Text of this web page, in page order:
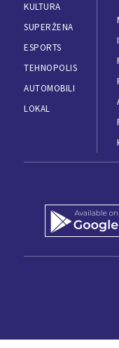
KULTURA
SUPERŽENA
ESPORTS
TEHNOPOLIS
AUTOMOBILI
LOKAL